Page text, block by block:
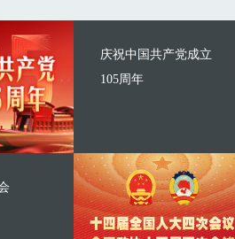
庆祝中国共产党成立
105周年